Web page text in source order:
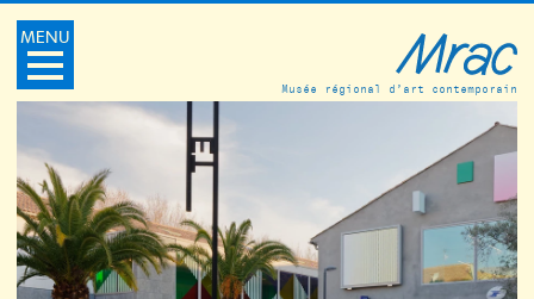
MENU
Musée régional d’art contemporain